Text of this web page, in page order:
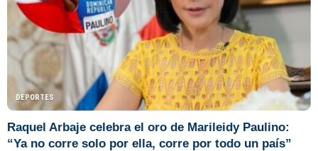
DEPORTES
Raquel Arbaje celebra el oro de Marileidy Paulino:
“Ya no corre solo por ella, corre por todo un país”